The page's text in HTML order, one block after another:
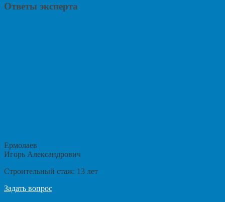
Ответы эксперта
Ермолаев
Игорь Александрович
Строительный стаж: 13 лет
Задать вопрос